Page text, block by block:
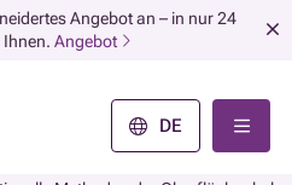
Angebot an – in nur 24
Ihnen. Angebot
DE